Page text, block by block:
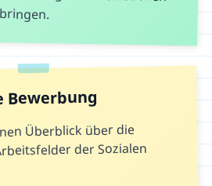
Bewerbung
Überblick über die
der Sozialen